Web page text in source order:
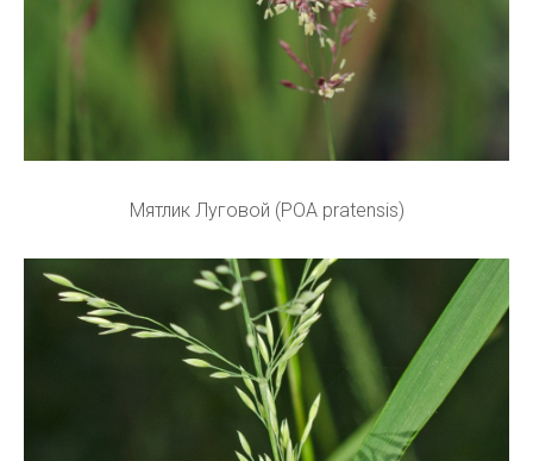
Мятлик Луговой (POA pratensis)